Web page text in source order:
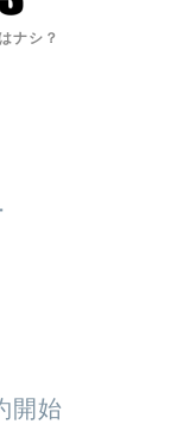
ナシ？
開始